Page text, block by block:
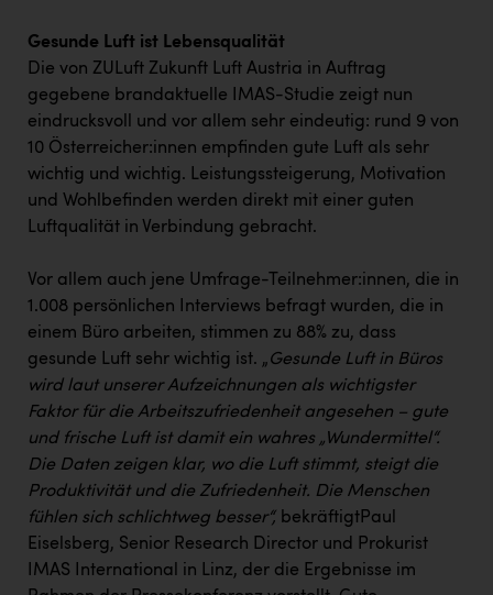
Smurfit Westrock Nettingsdorf
TCL
TGW Logistics
TRAILOMAT & Cycling Austria
VERITAS
Vier Diamanten
Vorlagenportal
Wir besiegen Krebs
Wirtschaftskammer OÖ
ZGONC
ZULuft - Zukunft Luft Austria
z.l.ö.
Österreichisches Hebammengremium
Gesunde Luft ist Lebensqualität
Die von ZULuft Zukunft Luft Austria in Auftrag
gegebene brandaktuelle IMAS-Studie zeigt nun
eindrucksvoll und vor allem sehr eindeutig: rund 9 von
10 Österreicher:innen empfinden gute Luft als sehr
wichtig und wichtig. Leistungssteigerung, Motivation
und Wohlbefinden werden direkt mit einer guten
Luftqualität in Verbindung gebracht.
Vor allem auch jene Umfrage-Teilnehmer:innen, die in
1.008 persönlichen Interviews befragt wurden, die in
einem Büro arbeiten, stimmen zu 88% zu, dass
gesunde Luft sehr wichtig ist. „Gesunde Luft in Büros
wird laut unserer Aufzeichnungen als wichtigster
Faktor für die Arbeitszufriedenheit angesehen – gute
und frische Luft ist damit ein wahres „Wundermittel“.
Die Daten zeigen klar, wo die Luft stimmt, steigt die
Produktivität und die Zufriedenheit. Die Menschen
fühlen sich schlichtweg besser“, bekräftigtPaul
Eiselsberg, Senior Research Director und Prokurist
IMAS International in Linz, der die Ergebnisse im